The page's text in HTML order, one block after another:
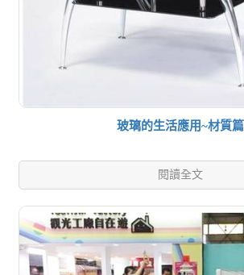
玻璃的生活應用~材質篇
閱讀全文